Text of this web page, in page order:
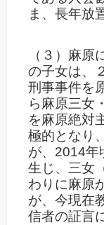
ま、長年放
（３）麻
の子女は、
刑事事件を
ら麻原三女
を麻原絶対
極的となり
が、2014年
生じ、三女
わりに麻原
が、今現在
信者の証言